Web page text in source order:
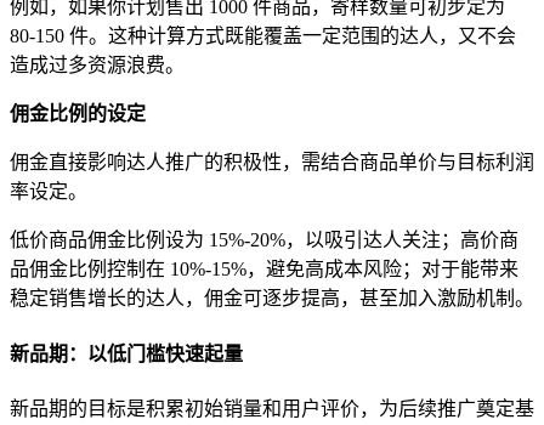
例如，如果你计划售出 1000 件商品，寄样数量可初步定为
80-150 件。这种计算方式既能覆盖一定范围的达人，又不会
造成过多资源浪费。
佣金比例的设定
佣金直接影响达人推广的积极性，需结合商品单价与目标利润
率设定。
低价商品佣金比例设为 15%-20%，以吸引达人关注；高价商
品佣金比例控制在 10%-15%，避免高成本风险；对于能带来
稳定销售增长的达人，佣金可逐步提高，甚至加入激励机制。
新品期：以低门槛快速起量
新品期的目标是积累初始销量和用户评价，为后续推广奠定基